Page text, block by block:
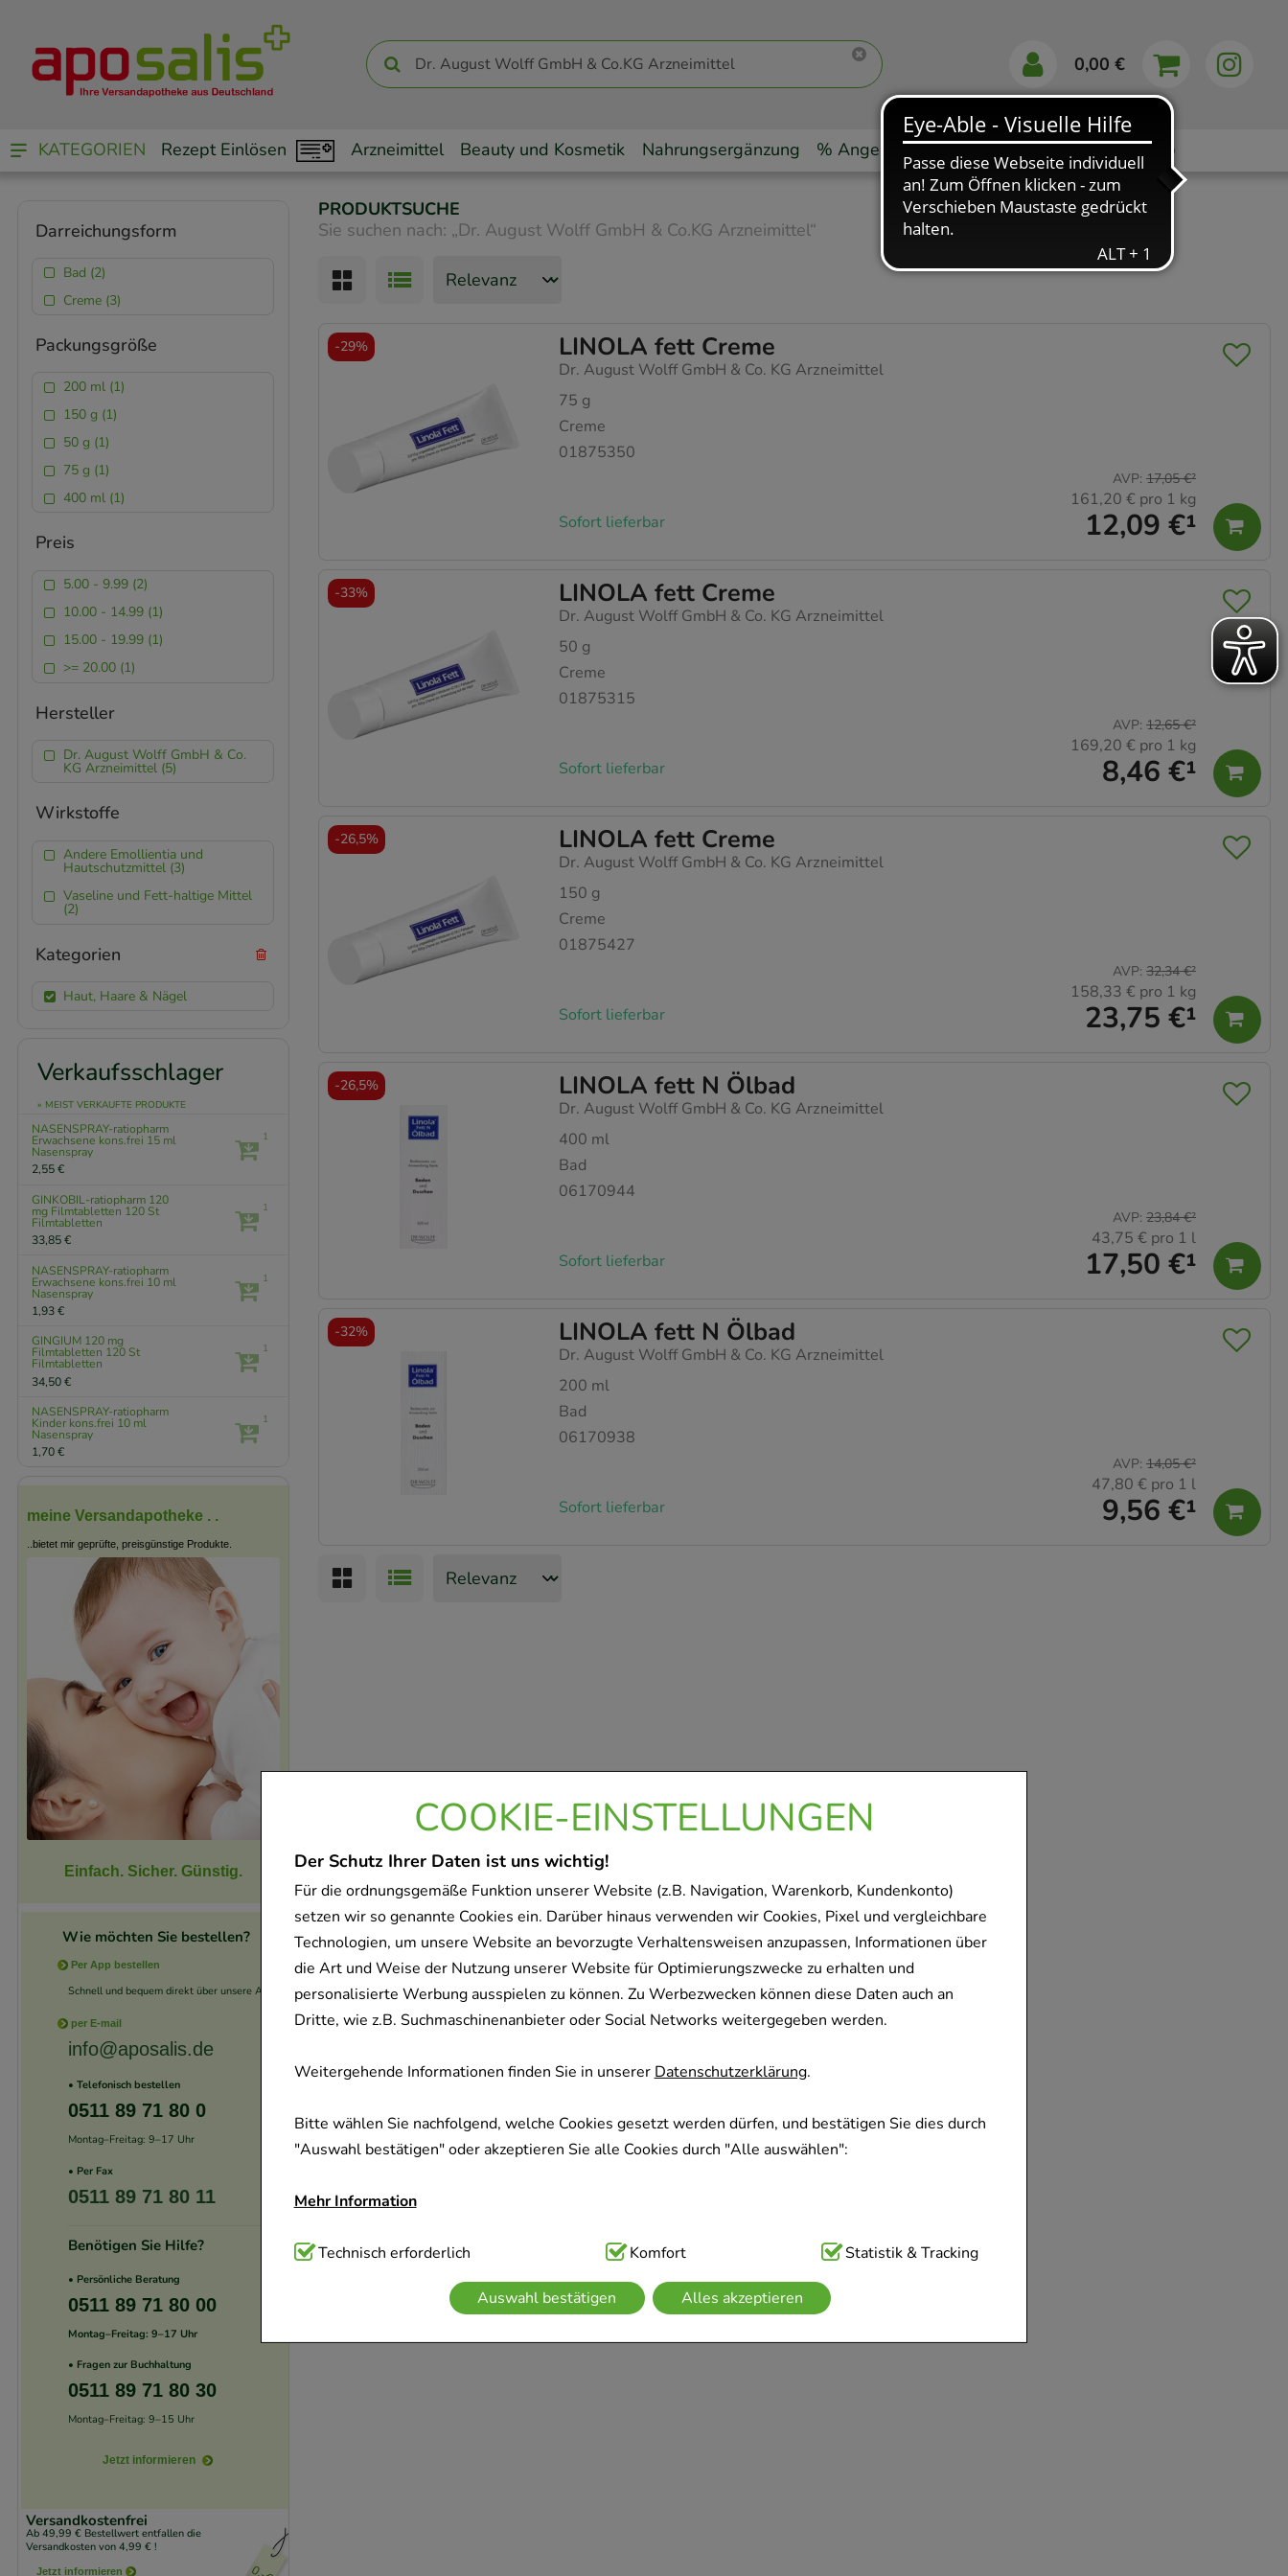
COOKIE-EINSTELLUNGEN
Der Schutz Ihrer Daten ist uns wichtig!
Für die ordnungsgemäße Funktion unserer Website (z.B. Navigation, Warenkorb, Kundenkonto)
setzen wir so genannte Cookies ein. Darüber hinaus verwenden wir Cookies, Pixel und vergleichbare
Technologien, um unsere Website an bevorzugte Verhaltensweisen anzupassen, Informationen über
die Art und Weise der Nutzung unserer Website für Optimierungszwecke zu erhalten und
personalisierte Werbung ausspielen zu können. Zu Werbezwecken können diese Daten auch an
Dritte, wie z.B. Suchmaschinenanbieter oder Social Networks weitergegeben werden.
Weitergehende Informationen finden Sie in unsererDatenschutzerklärung.
Bitte wählen Sie nachfolgend, welche Cookies gesetzt werden dürfen, und bestätigen Sie dies durch
"Auswahl bestätigen" oder akzeptieren Sie alle Cookies durch "Alle auswählen":
Mehr Information
Technisch Notwendig:Hierbei handelt es sich um Cookies, die für die Grundfunktionen unserer
Website notwendig sind (z.B. Navigation, Warenkorb, Kundenkonto), weshalb auf diese nicht
verzichtet werden kann.
Technisch erforderlich Komfort Statistik & Tracking
Auswahl bestätigen Alles akzeptieren
0,00 €
KATEGORIEN Rezept Einlösen Arzneimittel Beauty und Kosmetik Nahrungsergänzung % Angebote Markenshops Ratgeber App
PRODUKTSUCHE
Sie suchen nach: „Dr. August Wolff GmbH & Co.KG Arzneimittel“
LINOLA fett Creme
Dr. August Wolff GmbH & Co. KG Arzneimittel
75 g
Creme
01875350
Sofort lieferbar 12,09 €¹
AVP: 17,05 €²
161,20 € pro 1 kg
-29%
LINOLA fett Creme
Dr. August Wolff GmbH & Co. KG Arzneimittel
50 g
Creme
01875315
Sofort lieferbar 8,46 €¹
AVP: 12,65 €²
169,20 € pro 1 kg
-33%
LINOLA fett Creme
Dr. August Wolff GmbH & Co. KG Arzneimittel
150 g
Creme
01875427
Sofort lieferbar 23,75 €¹
AVP: 32,34 €²
158,33 € pro 1 kg
-26,5%
LINOLA fett N Ölbad
Dr. August Wolff GmbH & Co. KG Arzneimittel
400 ml
Bad
06170944
Sofort lieferbar 17,50 €¹
AVP: 23,84 €²
43,75 € pro 1 l
-26,5%
LINOLA fett N Ölbad
Dr. August Wolff GmbH & Co. KG Arzneimittel
200 ml
Bad
06170938
Sofort lieferbar 9,56 €¹
AVP: 14,05 €²
47,80 € pro 1 l
-32%
Darreichungsform
Bad (2)
Creme (3)
Packungsgröße
200 ml (1)
150 g (1)
50 g (1)
75 g (1)
400 ml (1)
Preis
5.00 - 9.99 (2)
10.00 - 14.99 (1)
15.00 - 19.99 (1)
>= 20.00 (1)
Hersteller
Dr. August Wolff GmbH & Co.
KG Arzneimittel (5)
Wirkstoffe
Andere Emollientia und
Hautschutzmittel (3)
Vaseline und Fett-haltige Mittel
(2)
Kategorien
Haut, Haare & Nägel
Verkaufsschlager
» MEIST VERKAUFTE PRODUKTE
NASENSPRAY-ratiopharm
Erwachsene kons.frei 15 ml
Nasenspray
2,55 €
1
GINKOBIL-ratiopharm 120
mg Filmtabletten 120 St
Filmtabletten
33,85 €
1
NASENSPRAY-ratiopharm
Erwachsene kons.frei 10 ml
Nasenspray
1,93 €
1
GINGIUM 120 mg
Filmtabletten 120 St
Filmtabletten
34,50 €
1
NASENSPRAY-ratiopharm
Kinder kons.frei 10 ml
Nasenspray
1,70 €
1
meine Versandapotheke . .
..bietet mir geprüfte, preisgünstige Produkte.
Einfach. Sicher. Günstig.
Wie möchten Sie bestellen?
Per App bestellen
Schnell und bequem direkt über unsere App.
per E-mail
info@aposalis.de
• Telefonisch bestellen
0511 89 71 80 0
Montag–Freitag: 9–17 Uhr
• Per Fax
0511 89 71 80 11
Benötigen Sie Hilfe?
• Persönliche Beratung
0511 89 71 80 00
Montag–Freitag: 9–17 Uhr
• Fragen zur Buchhaltung
0511 89 71 80 30
Montag–Freitag: 9–15 Uhr
Jetzt informieren
Versandkostenfrei
Ab 49,99 € Bestellwert entfallen die
Versandkosten von 4,99 € !
Jetzt informieren